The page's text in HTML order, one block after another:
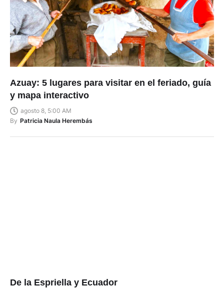
Azuay: 5 lugares para visitar en el feriado, guía
y mapa interactivo
agosto 8, 5:00 AM
By Patricia Naula Herembás
De la Espriella y Ecuador